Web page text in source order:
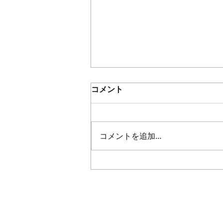
封筒モチーフのデザイン
コメント
コメントを追加…